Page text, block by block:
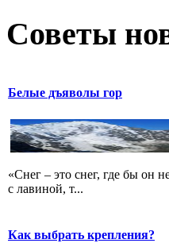
Советы
Белые дъяволы гор
«Снег – это снег, где бы он
с лавиной, т...
Как выбрать крепления?